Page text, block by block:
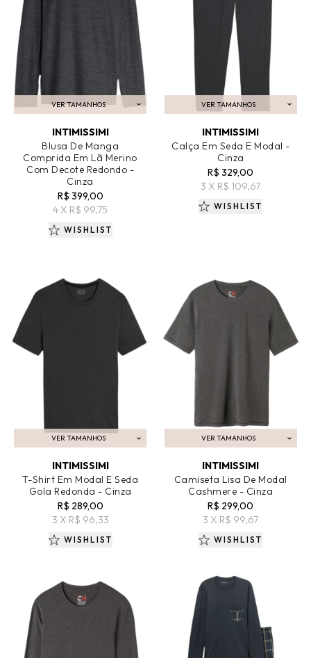
VER TAMANHOS
ADICIONAR AO CARRINHO
INTIMISSIMI
Blusa De Manga
Comprida Em Lã Merino
Com Decote Redondo -
Cinza
R$ 399,00
4 X R$ 99,75
WISHLIST
VER TAMANHOS
ADICIONAR AO CARRINHO
INTIMISSIMI
Calça Em Seda E Modal -
Cinza
R$ 329,00
3 X R$ 109,67
WISHLIST
VER TAMANHOS
ADICIONAR AO CARRINHO
INTIMISSIMI
T-Shirt Em Modal E Seda
Gola Redonda - Cinza
R$ 289,00
3 X R$ 96,33
WISHLIST
VER TAMANHOS
ADICIONAR AO CARRINHO
INTIMISSIMI
Camiseta Lisa De Modal
Cashmere - Cinza
R$ 299,00
3 X R$ 99,67
WISHLIST